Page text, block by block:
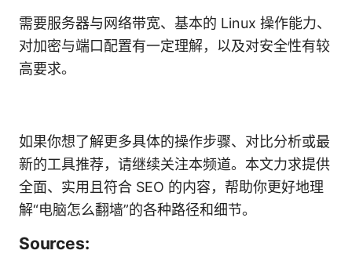
需要服务器与网络带宽、基本的 Linux 操作能力、
对加密与端口配置有一定理解，以及对安全性有较
高要求。
如果你想了解更多具体的操作步骤、对比分析或最
新的工具推荐，请继续关注本频道。本文力求提供
全面、实用且符合 SEO 的内容，帮助你更好地理
解“电脑怎么翻墙”的各种路径和细节。
Sources: